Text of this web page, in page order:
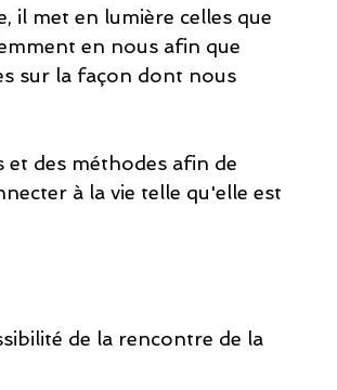
il met en lumière celles que
en nous afin que
sur la façon dont nous
des méthodes afin de
à la vie telle qu'elle est
de la rencontre de la